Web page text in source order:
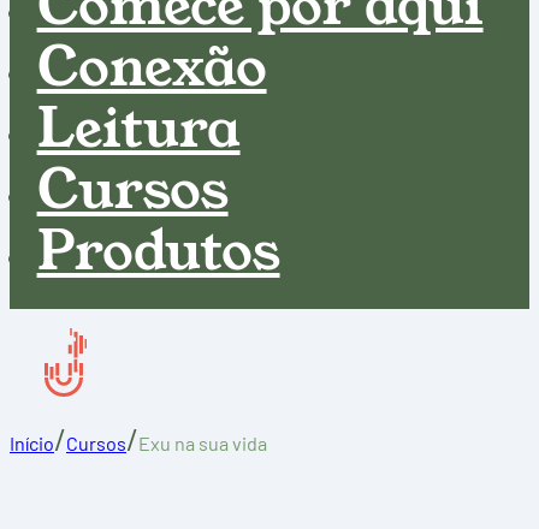
Conexão
Leitura
Cursos
Produtos
Início/Cursos/Exu na sua vida